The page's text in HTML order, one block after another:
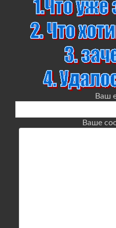
Ваш
Ваше